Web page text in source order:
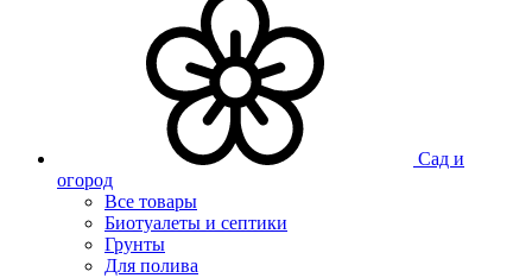
Сад и
огород
Все товары
Биотуалеты и септики
Грунты
Для полива